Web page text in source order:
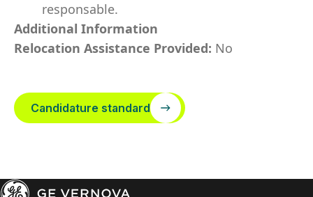
responsable.
Additional Information
Relocation Assistance Provided: No
Candidature standard